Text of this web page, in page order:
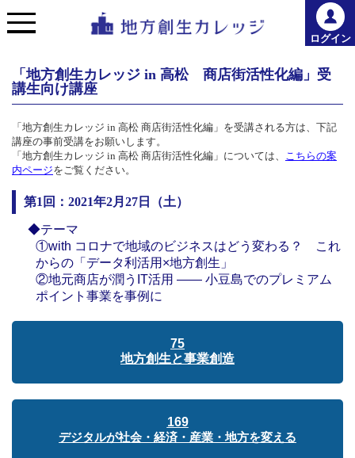
ログイン
「地方創生カレッジ in 高松 商店街活性化編」受
講生向け講座
「地方創生カレッジ in 高松 商店街活性化編」を受講される方は、下記
講座の事前受講をお願いします。
「地方創生カレッジ in 高松 商店街活性化編」については、 こちらの案
内ページをご覧ください。
第1回：2021年2月27日（土）
◆テーマ
①with コロナで地域のビジネスはどう変わる？ これ
からの「データ利活用×地方創生」
②地元商店が潤うIT活用 ―― 小豆島でのプレミアム
ポイント事業を事例に
75
地方創生と事業創造
169
デジタルが社会・経済・産業・地方を変える